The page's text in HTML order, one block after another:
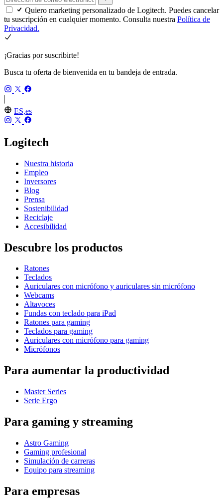
Quiero marketing personalizado de Logitech. Puedes cancelar
tu suscripción en cualquier momento. Consulta nuestra Política de
Privacidad.
¡Gracias por suscribirte!
Busca tu oferta de bienvenida en tu bandeja de entrada.
ES,es
Logitech
Nuestra historia
Empleo
Inversores
Blog
Prensa
Sostenibilidad
Reciclaje
Accesibilidad
Descubre los productos
Ratones
Teclados
Auriculares con micrófono y auriculares sin micrófono
Webcams
Altavoces
Fundas con teclado para iPad
Ratones para gaming
Teclados para gaming
Auriculares con micrófono para gaming
Micrófonos
Para aumentar la productividad
Master Series
Serie Ergo
Para gaming y streaming
Astro Gaming
Gaming profesional
Simulación de carreras
Equipo para streaming
Para empresas